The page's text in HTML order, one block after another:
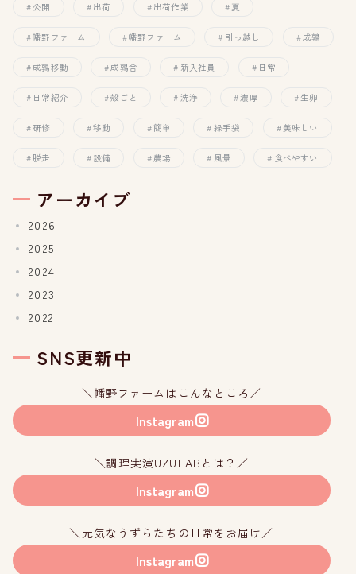
公開 出荷 出荷作業 夏
幡野ファーム 幡野ファーム 引っ越し 成鶉
成鶉移動 成鶉舎 新入社員 日常
日常紹介 殻ごと 洗浄 濃厚 生卵
研修 移動 簡単 緑手袋 美味しい
脱走 設備 農場 風景 食べやすい
アーカイブ
2026
2025
2024
2023
2022
SNS更新中
＼幡野ファームはこんなところ／
Instagram
＼調理実演UZULABとは？／
Instagram
＼元気なうずらたちの日常をお届け／
Instagram